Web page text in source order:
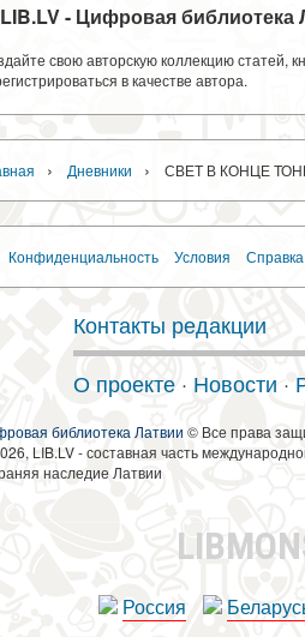
LIB.LV - Цифровая библиотека
свою авторскую коллекцию статей,
в качестве автора.
› Дневники › СВЕТ В КОНЦЕ
Конфиденциальность Условия Справка
Контакты редакции
О проекте · Новости ·
библиотека Латвии © Все права
LIB.LV - составная часть
наследие Латвии
Россия